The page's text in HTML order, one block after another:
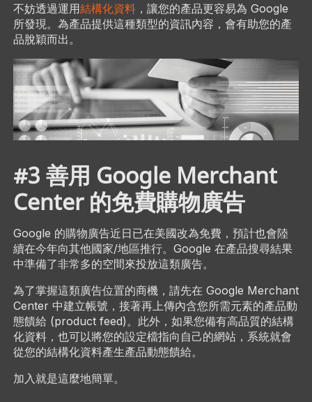
不妨透過運用結構化資料，讓您的產品更容易為 Google
所發現。為產品提供這種類型的資訊內容，會有助您的產
品脫穎而出。
#3 善用 Google Merchant
Center 的免費購物廣告
Google 的購物廣告近日已在美國改為免費，預計也會陸
續在今年向其他國家/地區推行。Google 在產品搜尋結果
中準備了非常多的空間來投放這類廣告。
為了掌握這類廣告位置的商機，請先在 Google Merchant
Center 中建立帳號，接著再上傳內含您所需元素的產品動
態饋給 (product feed)。此外，如果您備有高品質的結構
化資料，也可以將您的設定檔指向自己的網站，系統就會
從您的結構化資料產生產品動態饋給。
加入就是這麼地簡單。